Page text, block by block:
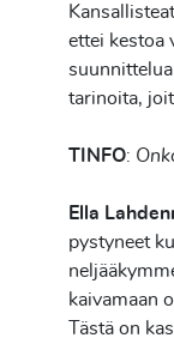
ettei kestoa
tarinoita,
TINFO:
Ella
pystyneet
kaivamaan
Tästä on